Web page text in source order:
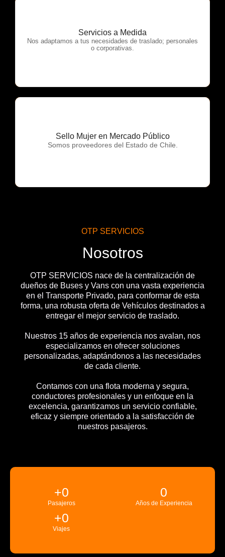
Servicios a Medida
Nos adaptamos a tus necesidades de traslado; personales
o corporativas.
OTP Servicios
Sello Mujer en Mercado Público
Somos proveedores del Estado de Chile.
OTP Servicios
OTP SERVICIOS
Nosotros
OTP SERVICIOS nace de la centralización de
dueños de Buses y Vans con una vasta experiencia
en el Transporte Privado, para conformar de esta
forma, una robusta oferta de Vehículos destinados a
entregar el mejor servicio de traslado.
Nuestros 15 años de experiencia nos avalan, nos
especializamos en ofrecer soluciones
personalizadas, adaptándonos a las necesidades
de cada cliente.
Contamos con una flota moderna y segura,
conductores profesionales y un enfoque en la
excelencia, garantizamos un servicio confiable,
eficaz y siempre orientado a la satisfacción de
nuestros pasajeros.
Pasajeros
+0
Años de Experiencia
0
Viajes
+0